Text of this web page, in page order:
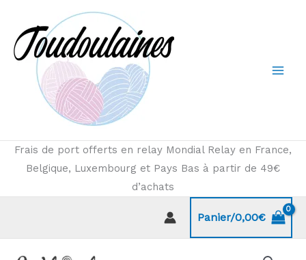
contenu
Frais de port offerts en relay Mondial Relay en France,
Belgique, Luxembourg et Pays Bas à partir de 49€
d’achats
Panier/0,00€